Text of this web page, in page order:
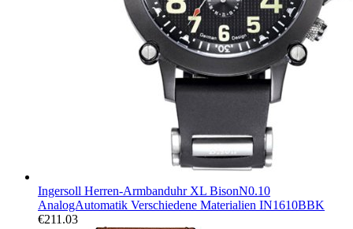
Ingersoll Herren-Armbanduhr XL BisonN0.10
AnalogAutomatik Verschiedene Materialien IN1610BBK
€211.03